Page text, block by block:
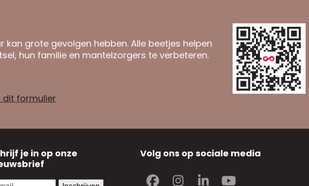
kan grote gevolgen hebben. Alle beetjes helpen
hun familie en mantelzorgers te verbeteren.
dit formulier
je in op onze
Volg ons op sociale media